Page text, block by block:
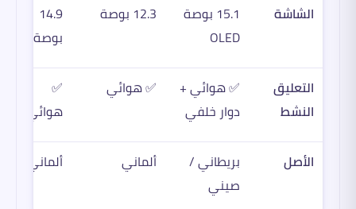
الشاشة
15.1 بوصة
OLED
12.3 بوصة
14.9
بوصة
التعليق
النشط
✅ هوائي +
دوار خلفي
✅ هوائي
✅
هوائي
الأصل
بريطاني /
صيني
ألماني ألماني